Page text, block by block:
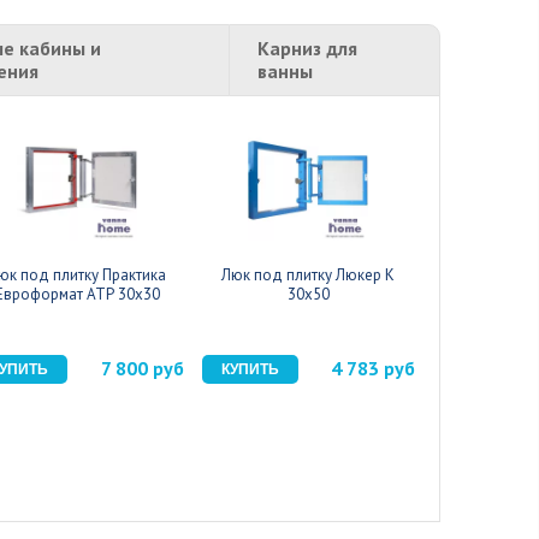
кабины и
Карниз для
ванны
под плитку Практика
АТР 30x30
7 800 руб
Люк под плитку Люкер К
30x50
4 783 руб